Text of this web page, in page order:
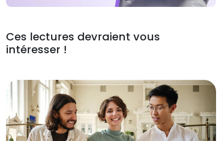
Ces lectures devraient vous
intéresser !